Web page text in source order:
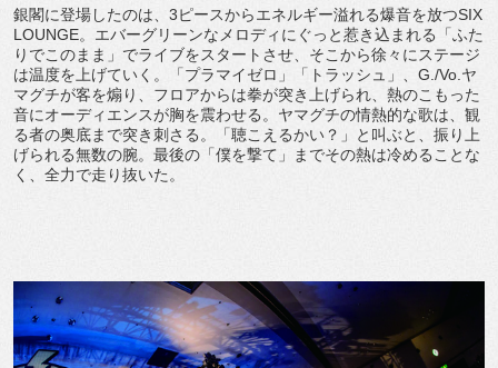
銀閣に登場したのは、3ピースからエネルギー溢れる爆音を放つSIX
LOUNGE。エバーグリーンなメロディにぐっと惹き込まれる「ふた
りでこのまま」でライブをスタートさせ、そこから徐々にステージ
は温度を上げていく。「プラマイゼロ」「トラッシュ」、G./Vo.ヤ
マグチが客を煽り、フロアからは拳が突き上げられ、熱のこもった
音にオーディエンスが胸を震わせる。ヤマグチの情熱的な歌は、観
る者の奥底まで突き刺さる。「聴こえるかい？」と叫ぶと、振り上
げられる無数の腕。最後の「僕を撃て」までその熱は冷めることな
く、全力で走り抜いた。